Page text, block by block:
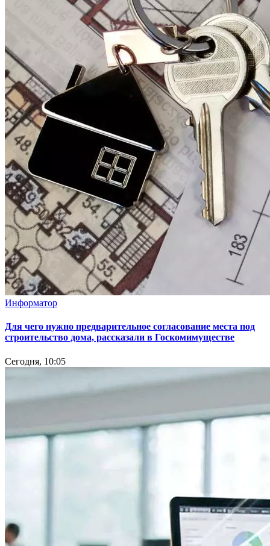
Информатор
Для чего нужно предварительное согласование места под
строительство дома, рассказали в Госкомимуществе
Сегодня, 10:05